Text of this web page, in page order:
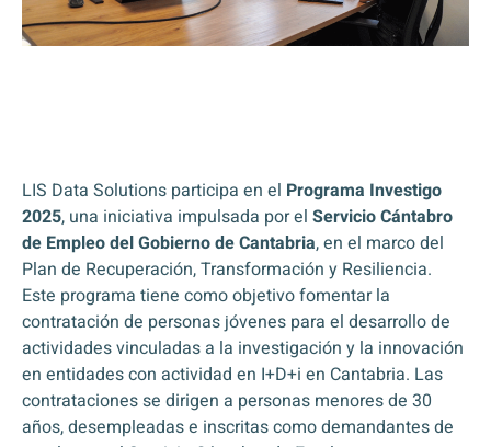
LIS Data Solutions participa en el Programa Investigo
2025, una iniciativa impulsada por el Servicio Cántabro
de Empleo del Gobierno de Cantabria, en el marco del
Plan de Recuperación, Transformación y Resiliencia.
Este programa tiene como objetivo fomentar la
contratación de personas jóvenes para el desarrollo de
actividades vinculadas a la investigación y la innovación
en entidades con actividad en I+D+i en Cantabria. Las
contrataciones se dirigen a personas menores de 30
años, desempleadas e inscritas como demandantes de